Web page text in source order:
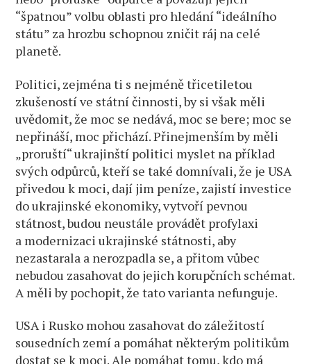
“špatnou” volbu oblasti pro hledání “ideálního
státu” za hrozbu schopnou zničit ráj na celé
planetě.
Politici, zejména ti s nejméně třicetiletou
zkušeností ve státní činnosti, by si však měli
uvědomit, že moc se nedává, moc se bere; moc se
nepřináší, moc přichází. Přinejmenším by měli
„proruští“ ukrajinští politici myslet na příklad
svých odpůrců, kteří se také domnívali, že je USA
přivedou k moci, dají jim peníze, zajistí investice
do ukrajinské ekonomiky, vytvoří pevnou
státnost, budou neustále provádět profylaxi
a modernizaci ukrajinské státnosti, aby
nezastarala a nerozpadla se, a přitom vůbec
nebudou zasahovat do jejich korupčních schémat.
A měli by pochopit, že tato varianta nefunguje.
USA i Rusko mohou zasahovat do záležitostí
sousedních zemí a pomáhat některým politikům
dostat se k moci. Ale pomáhat tomu, kdo má